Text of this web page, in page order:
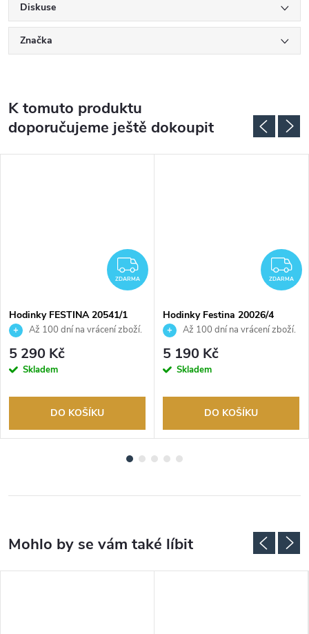
Diskuse
Značka
K tomuto produktu
doporučujeme ještě dokoupit
ZDARMA
ZDARMA
Hodinky FESTINA 20541/1
Až 100 dní na vrácení zboží.
Autorizovaný prodejce.
5 290 Kč
Skladem
DO KOŠÍKU
ZDARMA
Hodinky Festina 20026/4
Až 100 dní na vrácení zboží.
Autorizovaný prodejce.
5 190 Kč
Skladem
DO KOŠÍKU